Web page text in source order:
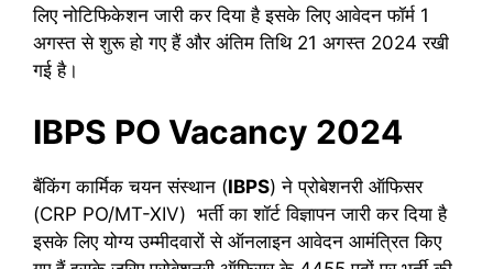
लिए नोटिफिकेशन जारी कर दिया है इसके लिए आवेदन फॉर्म 1
अगस्त से शुरू हो गए हैं और अंतिम तिथि 21 अगस्त 2024 रखी
गई है।
IBPS PO Vacancy 2024
बैंकिंग कार्मिक चयन संस्थान (IBPS) ने प्रोबेशनरी ऑफिसर
(CRP PO/MT-XIV) भर्ती का शॉर्ट विज्ञापन जारी कर दिया है
इसके लिए योग्य उम्मीदवारों से ऑनलाइन आवेदन आमंत्रित किए